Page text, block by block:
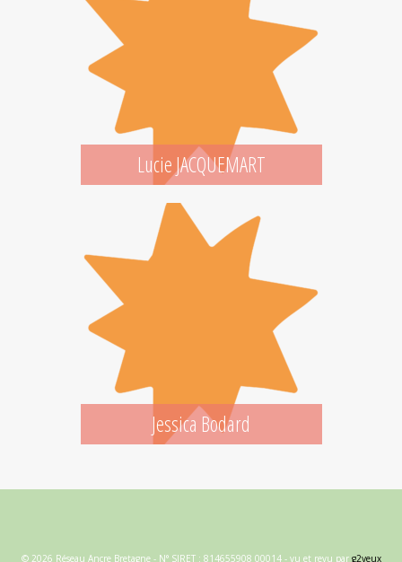
Lucie JACQUEMART
Jessica Bodard
© 2026 Réseau Ancre Bretagne - N° SIRET : 814655908 00014 - vu et revu par g2yeux